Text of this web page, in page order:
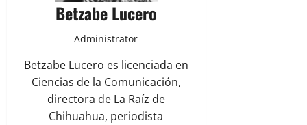
Betzabe Lucero
Administrator
Betzabe Lucero es licenciada en
Ciencias de la Comunicación,
directora de La Raíz de
Chihuahua, periodista